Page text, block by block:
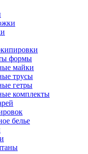
формы
майки
трусы
гетры
комплекты
белье